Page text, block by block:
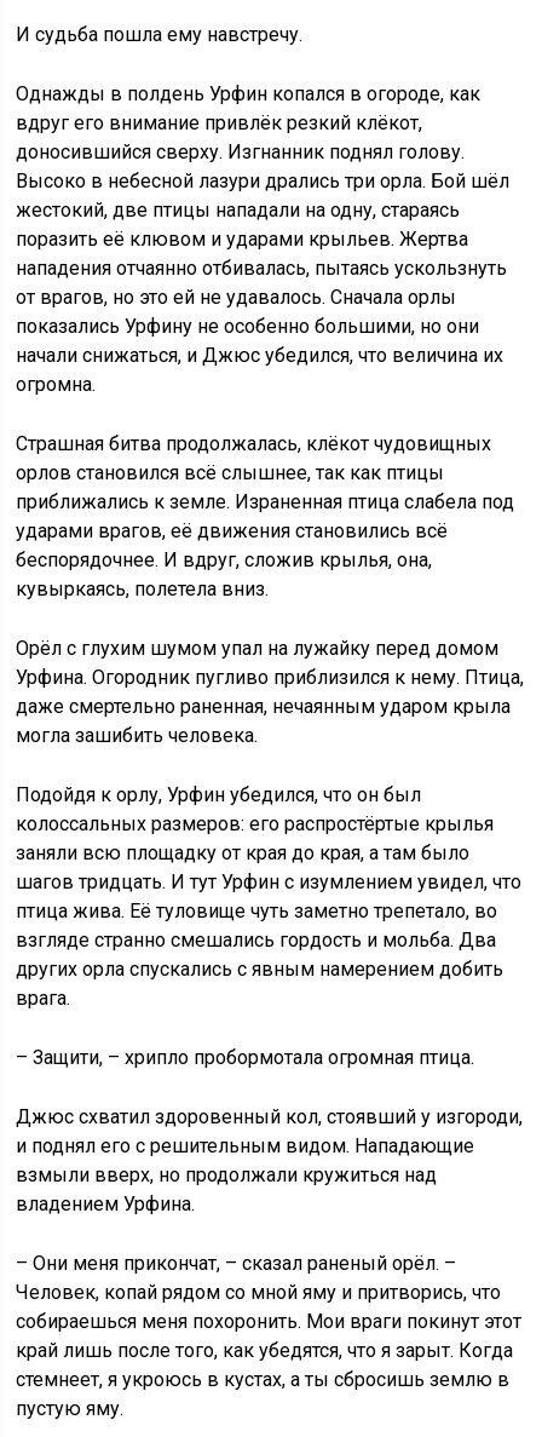
И судьба пошла ему навстречу.
Однажды в полдень Урфин копался в огороде, как
вдруг его внимание привлёк резкий клёкот,
доносившийся сверху. Изгнанник поднял голову.
Высоко в небесной лазури дрались три орла. Бой шёл
жестокий, две птицы нападали на одну, стараясь
поразить её клювом и ударами крыльев. Жертва
нападения отчаянно отбивалась, пытаясь ускользнуть
от врагов, но это ей не удавалось. Сначала орлы
показались Урфину не особенно большими, но они
начали снижаться, и Джюс убедился, что величина их
огромна.
Страшная битва продолжалась, клёкот чудовищных
орлов становился всё слышнее, так как птицы
приближались к земле. Израненная птица слабела под
ударами врагов, её движения становились всё
беспорядочнее. И вдруг, сложив крылья, она,
кувыркаясь, полетела вниз.
Орёл с глухим шумом упал на лужайку перед домом
Урфина. Огородник пугливо приблизился к нему. Птица,
даже смертельно раненная, нечаянным ударом крыла
могла зашибить человека.
Подойдя к орлу, Урфин убедился, что он был
колоссальных размеров: его распростёртые крылья
заняли всю площадку от края до края, а там было
шагов тридцать. И тут Урфин с изумлением увидел, что
птица жива. Её туловище чуть заметно трепетало, во
взгляде странно смешались гордость и мольба. Два
других орла спускались с явным намерением добить
врага.
– Защити, – хрипло пробормотала огромная птица.
Джюс схватил здоровенный кол, стоявший у изгороди,
и поднял его с решительным видом. Нападающие
взмыли вверх, но продолжали кружиться над
владением Урфина.
– Они меня прикончат, – сказал раненый орёл. –
Человек, копай рядом со мной яму и притворись, что
собираешься меня похоронить. Мои враги покинут этот
край лишь после того, как убедятся, что я зарыт. Когда
стемнеет, я укроюсь в кустах, а ты сбросишь землю в
пустую яму.